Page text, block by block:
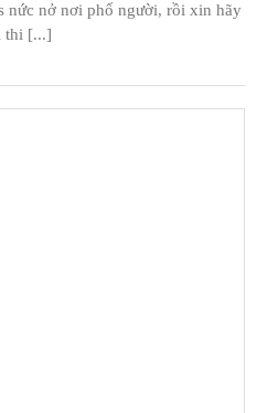
nức nở nơi phố người, rồi xin hãy
thi [...]